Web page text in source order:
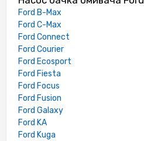
Ford B-Max
Ford C-Max
Ford Connect
Ford Courier
Ford Ecosport
Ford Fiesta
Ford Focus
Ford Fusion
Ford Galaxy
Ford KA
Ford Kuga